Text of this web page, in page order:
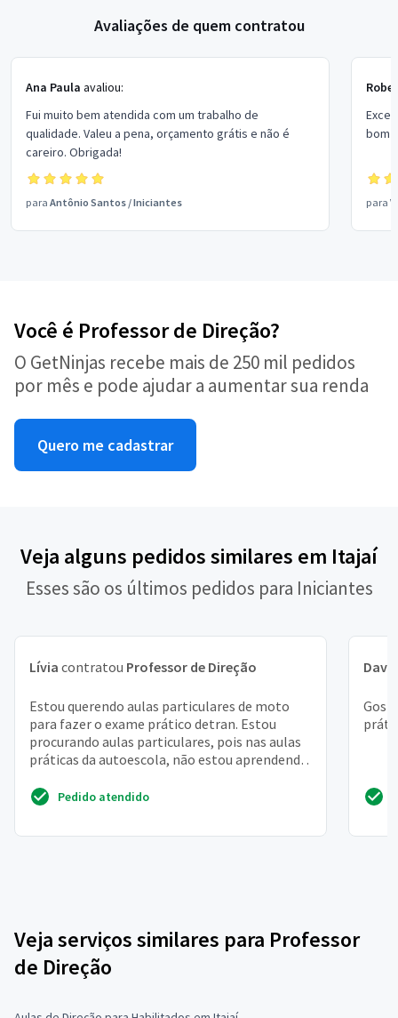
Avaliações de quem contratou
Ana Paula avaliou:
Fui muito bem atendida com um trabalho de
qualidade. Valeu a pena, orçamento grátis e não é
careiro. Obrigada!
para Antônio Santos /Iniciantes
bom
para
Você é Professor de Direção?
O GetNinjas recebe mais de 250 mil pedidos
por mês e pode ajudar a aumentar sua renda
Quero me cadastrar
Veja alguns pedidos similares em Itajaí
Esses são os últimos pedidos para Iniciantes
Lívia contratou Professor de Direção
Estou querendo aulas particulares de moto
para fazer o exame prático detran. Estou
procurando aulas particulares, pois nas aulas
práticas da autoescola, não estou aprendendo
Pedido atendido
Davi
Veja serviços similares para Professor
de Direção